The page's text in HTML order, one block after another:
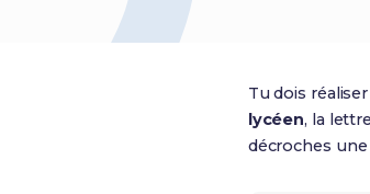
Tu dois
lycéen, la
décroches